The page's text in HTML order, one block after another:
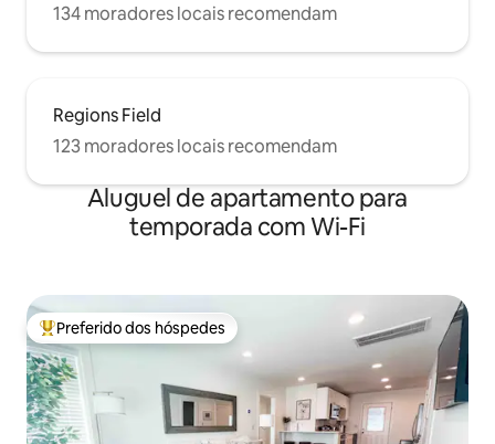
134 moradores locais recomendam
Regions Field
123 moradores locais recomendam
Aluguel de apartamento para
temporada com Wi-Fi
Entre os melhores preferidos dos hóspedes
Preferido dos hóspedes